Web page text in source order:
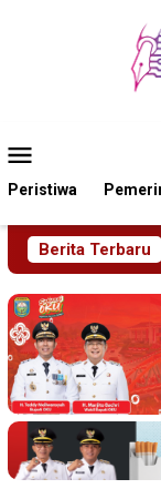
Mobile
Peristiwa
Berita Terbaru
Lima KA Ikut